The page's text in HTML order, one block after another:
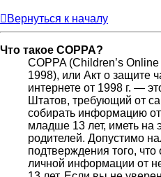
Вернуться к началу
Что такое COPPA?
COPPA (Children’s
1998), или Акт о защите
интернете от 1998 г. —
Штатов, требующий от
собирать информацию
младше 13 лет, иметь на
родителей. Допустимо
подтверждения того,
личной информации от